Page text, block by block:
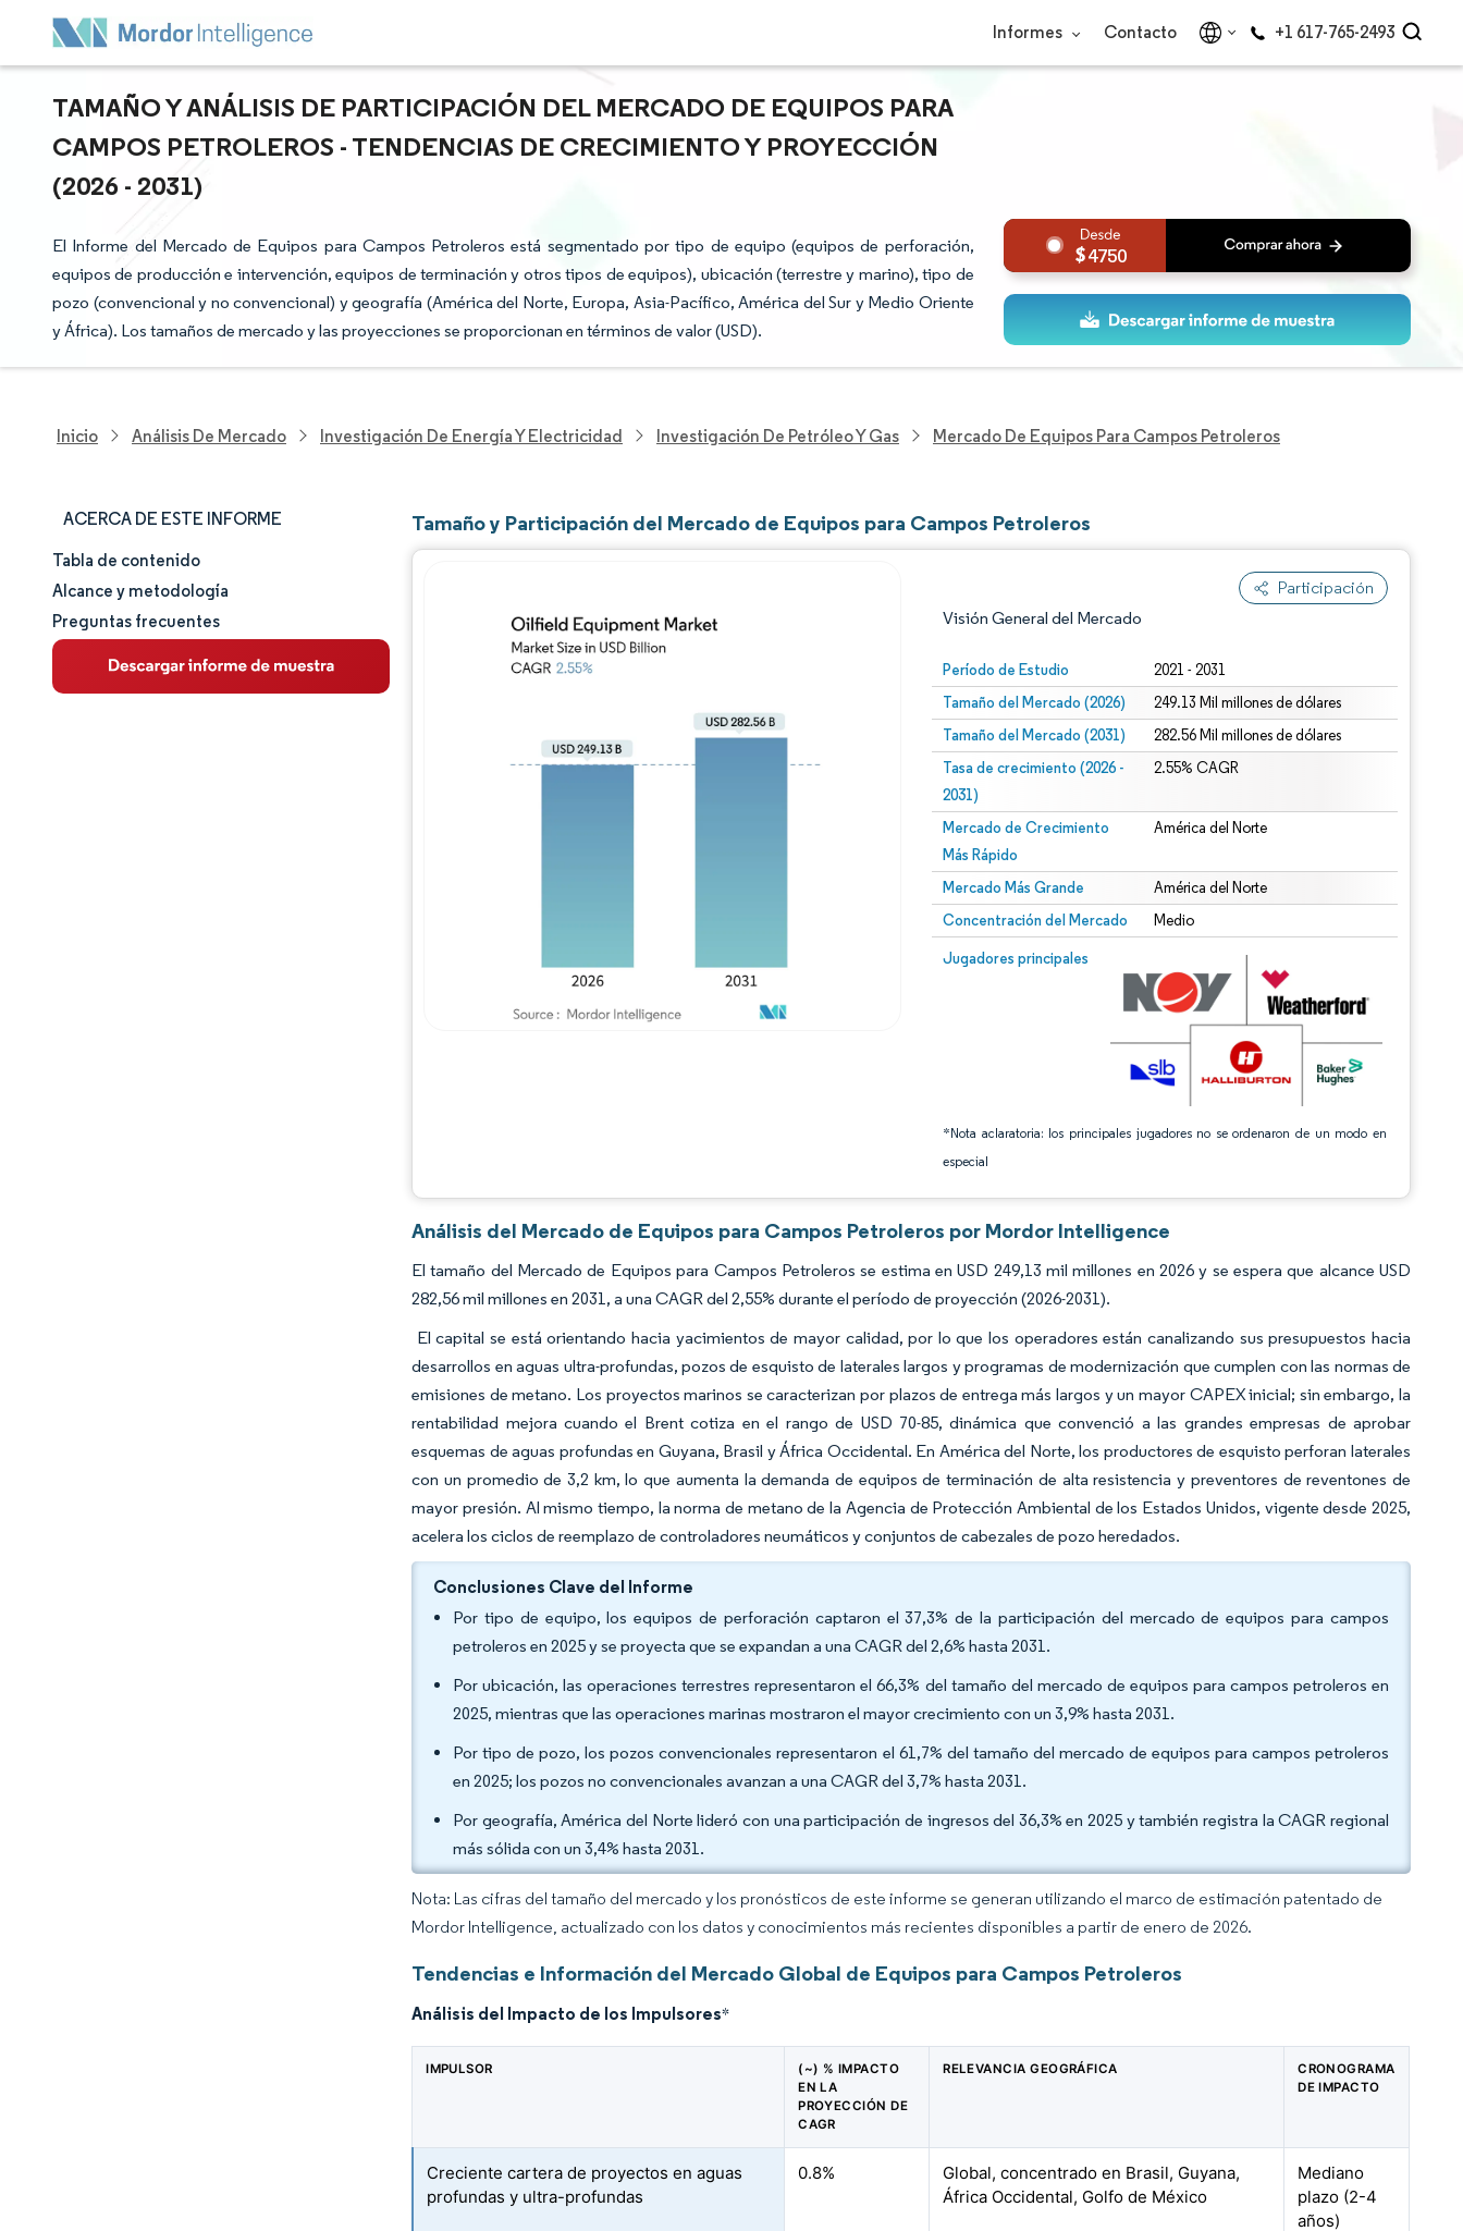
Informes Contacto +1 617-765-2493
TAMAÑO Y ANÁLISIS DE PARTICIPACIÓN DEL MERCADO DE EQUIPOS PARA
CAMPOS PETROLEROS - TENDENCIAS DE CRECIMIENTO Y PROYECCIÓN
(2026 - 2031)
El Informe del Mercado de Equipos para Campos Petroleros está segmentado por tipo de equipo (equipos de perforación,
equipos de producción e intervención, equipos de terminación y otros tipos de equipos), ubicación (terrestre y marino), tipo de
pozo (convencional y no convencional) y geografía (América del Norte, Europa, Asia-Pacífico, América del Sur y Medio Oriente
y África). Los tamaños de mercado y las proyecciones se proporcionan en términos de valor (USD).
4750
Inicio Análisis De Mercado Investigación De Energía Y Electricidad Investigación De Petróleo Y Gas Mercado De Equipos Para Campos Petroleros
ACERCA DE ESTE INFORME
Tamaño y cuota de mercado
Análisis de mercado
Tendencias e ideas
Tabla de contenido
Alcance y metodología
Preguntas frecuentes
Tamaño y Participación del Mercado de Equipos para Campos Petroleros
Participación
Visión General del Mercado
Período de Estudio 2021 - 2031
Tamaño del Mercado (2026) 249.13 Mil millones de dólares
Tamaño del Mercado (2031) 282.56 Mil millones de dólares
Tasa de crecimiento (2026 -
2031)
2.55% CAGR
Mercado de Crecimiento
Más Rápido
América del Norte
Mercado Más Grande América del Norte
Concentración del Mercado Medio
Jugadores principales
*Nota aclaratoria: los principales jugadores no se ordenaron de un modo en
especial
Imagen © Mordor Intelligence. El uso requiere atribución según CC BY 4.0.
Imagen © Mordor Intelligence. El uso requiere atribución según CC BY 4.0.
Análisis del Mercado de Equipos para Campos Petroleros por Mordor Intelligence
El tamaño del Mercado de Equipos para Campos Petroleros se estima en USD 249,13 mil millones en 2026 y se espera que alcance USD
282,56 mil millones en 2031, a una CAGR del 2,55% durante el período de proyección (2026-2031).
El capital se está orientando hacia yacimientos de mayor calidad, por lo que los operadores están canalizando sus presupuestos hacia
desarrollos en aguas ultra-profundas, pozos de esquisto de laterales largos y programas de modernización que cumplen con las normas de
emisiones de metano. Los proyectos marinos se caracterizan por plazos de entrega más largos y un mayor CAPEX inicial; sin embargo, la
rentabilidad mejora cuando el Brent cotiza en el rango de USD 70-85, dinámica que convenció a las grandes empresas de aprobar
esquemas de aguas profundas en Guyana, Brasil y África Occidental. En América del Norte, los productores de esquisto perforan laterales
con un promedio de 3,2 km, lo que aumenta la demanda de equipos de terminación de alta resistencia y preventores de reventones de
mayor presión. Al mismo tiempo, la norma de metano de la Agencia de Protección Ambiental de los Estados Unidos, vigente desde 2025,
acelera los ciclos de reemplazo de controladores neumáticos y conjuntos de cabezales de pozo heredados.
Conclusiones Clave del Informe
Por tipo de equipo, los equipos de perforación captaron el 37,3% de la participación del mercado de equipos para campos
petroleros en 2025 y se proyecta que se expandan a una CAGR del 2,6% hasta 2031.
Por ubicación, las operaciones terrestres representaron el 66,3% del tamaño del mercado de equipos para campos petroleros en
2025, mientras que las operaciones marinas mostraron el mayor crecimiento con un 3,9% hasta 2031.
Por tipo de pozo, los pozos convencionales representaron el 61,7% del tamaño del mercado de equipos para campos petroleros
en 2025; los pozos no convencionales avanzan a una CAGR del 3,7% hasta 2031.
Por geografía, América del Norte lideró con una participación de ingresos del 36,3% en 2025 y también registra la CAGR regional
más sólida con un 3,4% hasta 2031.
Nota: Las cifras del tamaño del mercado y los pronósticos de este informe se generan utilizando el marco de estimación patentado de
Mordor Intelligence, actualizado con los datos y conocimientos más recientes disponibles a partir de enero de 2026.
Tendencias e Información del Mercado Global de Equipos para Campos Petroleros
Análisis del Impacto de los Impulsores*
IMPULSOR
(~) % IMPACTO
EN LA
PROYECCIÓN DE
CAGR
RELEVANCIA GEOGRÁFICA
CRONOGRAMA
DE IMPACTO
Creciente cartera de proyectos en aguas
profundas y ultra-profundas
0.8%
Global, concentrado en Brasil, Guyana,
África Occidental, Golfo de México
Mediano
plazo (2-4
años)